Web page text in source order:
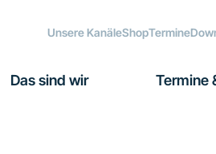
Unsere KanäleShopTermine
Das sind wir Termine